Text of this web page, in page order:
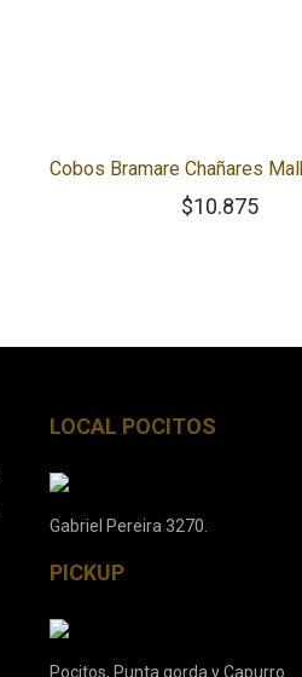
Cobos Bramare Chañares
$10.875
LOCAL POCITOS
Gabriel Pereira 3270.
PICKUP
Pocitos, Punta gorda y Capurro.